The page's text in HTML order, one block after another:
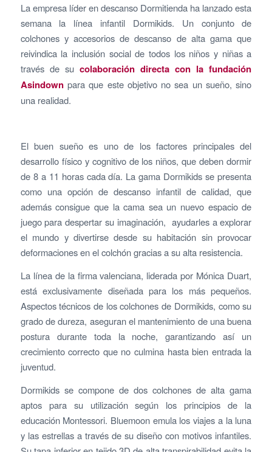
La empresa líder en descanso Dormitienda ha lanzado esta
semana la línea infantil Dormikids. Un conjunto de
colchones y accesorios de descanso de alta gama que
reivindica la inclusión social de todos los niños y niñas a
través de su colaboración directa con la fundación
Asindownpara que este objetivo no sea un sueño, sino
una realidad.
El buen sueño es uno de los factores principales del
desarrollo físico y cognitivo de los niños, que deben dormir
de 8 a 11 horas cada día. La gama Dormikids se presenta
como una opción de descanso infantil de calidad, que
además consigue que la cama sea un nuevo espacio de
juego para despertar su imaginación, ayudarles a explorar
el mundo y divertirse desde su habitación sin provocar
deformaciones en el colchón gracias a su alta resistencia.
La línea de la firma valenciana, liderada por Mónica Duart,
está exclusivamente diseñada para los más pequeños.
Aspectos técnicos de los colchones de Dormikids, como su
grado de dureza, aseguran el mantenimiento de una buena
postura durante toda la noche, garantizando así un
crecimiento correcto que no culmina hasta bien entrada la
juventud.
Dormikids se compone de dos colchones de alta gama
aptos para su utilización según los principios de la
educación Montessori. Bluemoon emula los viajes a la luna
y las estrellas a través de su diseño con motivos infantiles.